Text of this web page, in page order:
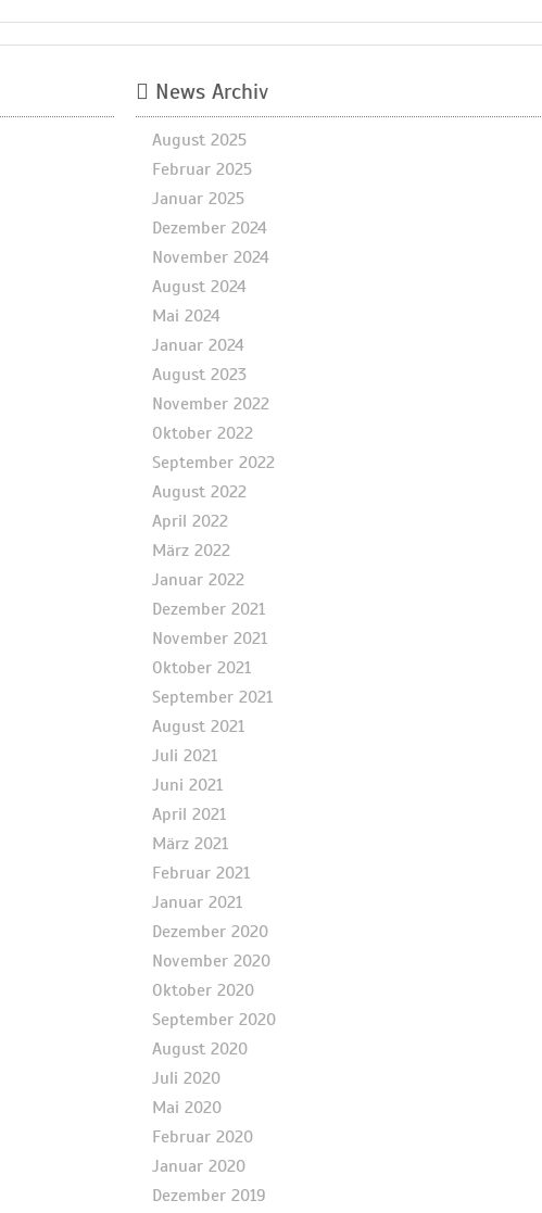
News Archiv
August 2025
Februar 2025
Januar 2025
Dezember 2024
November 2024
August 2024
Mai 2024
Januar 2024
August 2023
November 2022
Oktober 2022
September 2022
August 2022
April 2022
März 2022
Januar 2022
Dezember 2021
November 2021
Oktober 2021
September 2021
August 2021
Juli 2021
Juni 2021
April 2021
März 2021
Februar 2021
Januar 2021
Dezember 2020
November 2020
Oktober 2020
September 2020
August 2020
Juli 2020
Mai 2020
Februar 2020
Januar 2020
Dezember 2019